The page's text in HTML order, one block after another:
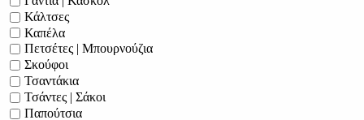
Κάλτσες
Καπέλα
Πετσέτες | Μπουρνούζια
Σκούφοι
Τσαντάκια
Τσάντες | Σάκοι
Παπούτσια